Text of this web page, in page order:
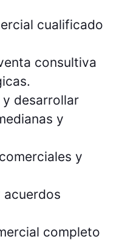
cualificado
consultiva
desarrollar
y
y
completo